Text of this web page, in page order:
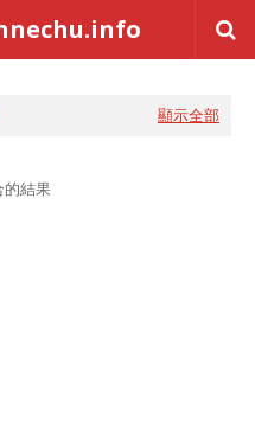
顯示全部
的結果